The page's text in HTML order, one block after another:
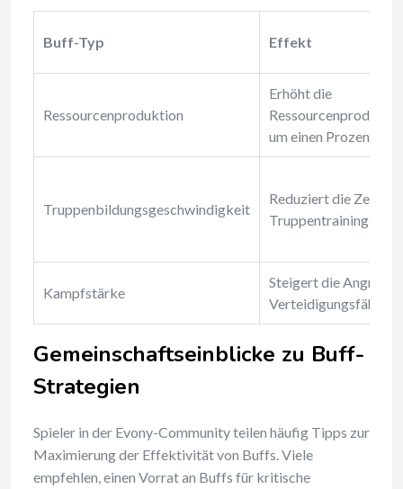
Buff-Typ Effekt
Ressourcenproduktion
Erhöht die
um einen Prozentsatz
Truppenbildungsgeschwindigkeit
Reduziert die Zeit für
Truppentraining
Kampfstärke
Steigert die Angriffs-
Gemeinschaftseinblicke zu Buff-
Strategien
Spieler in der Evony-Community teilen häufig Tipps zur
Maximierung der Effektivität von Buffs. Viele
empfehlen, einen Vorrat an Buffs für kritische